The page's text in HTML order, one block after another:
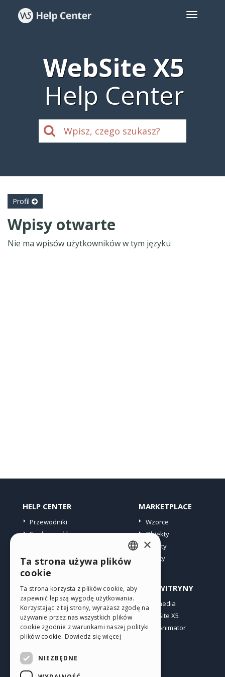
WebSite X5
Help Center
Profil
Wpisy otwarte
Nie ma wpisów użytkowników w tym języku
HELP CENTER
Przewodniki
Społeczność
MARKETPLACE
Wzorce
Obiekty
Punkty
Oferty
PROFIL
Moje wpisy
Moje licencje
Pobieranie
Web hosting
INNE WITRYNY
Incomedia
WebSite X5
WebAnimator
ENGLISH
GERMAN
SPANISH
PORTUGUESE
×
Ta strona używa plików
cookie
Ta strona korzysta z plików cookie, aby
zapewnić lepszą wygodę użytkowania.
Korzystając z tej strony, wyrażasz zgodę na
używanie przez nas wszystkich plików
cookie zgodnie z warunkami naszej polityki
plików cookie. Dowiedz się więcej
NIEZBĘDNE